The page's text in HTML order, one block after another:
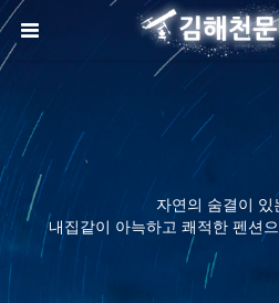
메뉴 건너
자연의 숨결이 있
내집같이 아늑하고 쾌적한 펜션
Sketchbook5, 스
Sketchbook5, 스